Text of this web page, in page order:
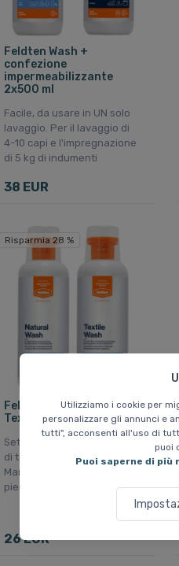
Utilizziamo i cookie per
personalizzare gli annunci e
tutti", acconsenti all'uso di
puoi
Puoi saperne di
Feldten Wash +
confezione
impermeabilizzante
2x500 ml
Facile, da usare in UN solo
lavaggio. Per il lavaggio di
4-10 capi e l'impregnazione
di 5 kg di indumenti
38 EUR
Risparmia 28 %
Feldten Natural Wash +
Textile Wash 2x500 ml
Set di saponi per il lavaggio
di tessuti e membrane.
Mantiene la naturale
pienezza e funzionalità.
26 EUR